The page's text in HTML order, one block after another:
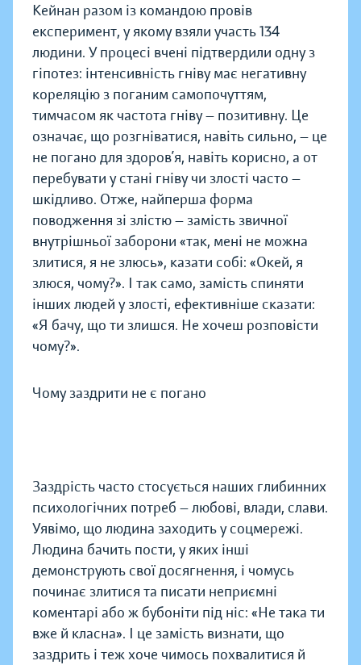
Кейнан разом із командою провів
експеримент, у якому взяли участь 134
людини. У процесі вчені підтвердили одну з
гіпотез: інтенсивність гніву має негативну
кореляцію з поганим самопочуттям,
тимчасом як частота гніву — позитивну. Це
означає, що розгніватися, навіть сильно, — це
не погано для здоров’я, навіть корисно, а от
перебувати у стані гніву чи злості часто —
шкідливо. Отже, найперша форма
поводження зі злістю — замість звичної
внутрішньої заборони «так, мені не можна
злитися, я не злюсь», казати собі: «Окей, я
злюся, чому?». І так само, замість спиняти
інших людей у злості, ефективніше сказати:
«Я бачу, що ти злишся. Не хочеш розповісти
чому?».
Чому заздрити не є погано
Заздрість часто стосується наших глибинних
психологічних потреб — любові, влади, слави.
Уявімо, що людина заходить у соцмережі.
Людина бачить пости, у яких інші
демонструють свої досягнення, і чомусь
починає злитися та писати неприємні
коментарі або ж бубоніти під ніс: «Не така ти
вже й класна». І це замість визнати, що
заздрить і теж хоче чимось похвалитися й